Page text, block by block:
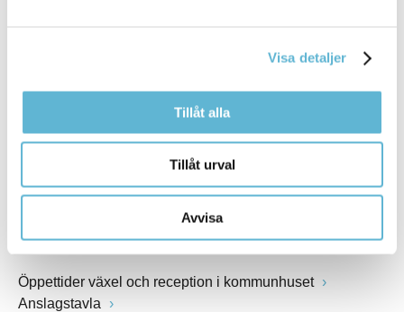
Visa detaljer
Tillåt alla
Tillåt urval
Avvisa
www.bromolla.se
Växel: 0456-82 20 00
Öppettider växel och reception i kommunhuset
Anslagstavla